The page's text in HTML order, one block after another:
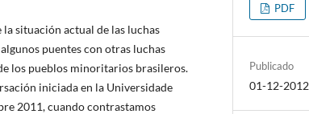
situación actual de las luchas
puentes con otras luchas
los pueblos minoritarios brasileros.
iniciada en la Universidade
2011, cuando contrastamos
PDF
Publicado
01-12-2012